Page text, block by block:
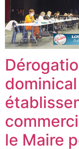
le Maire